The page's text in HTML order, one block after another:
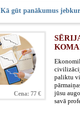
Kā gūt panākumus
Cena: 77 €
paliktu
jūsu
savā